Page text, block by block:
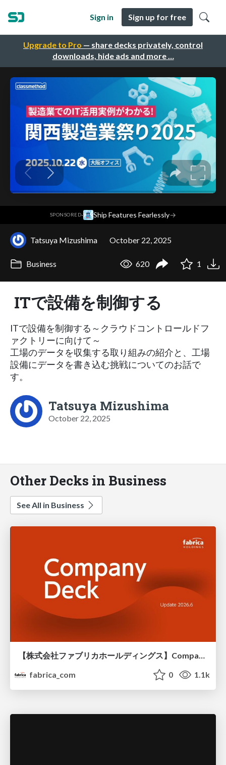
Upgrade to Pro — share decks privately, control
downloads, hide ads and more …
Sign in Sign up for free
SPONSORED· Ship Features Fearlessly→
Tatsuya Mizushima October 22, 2025
Business 620 1
ITで設備を制御する
ITで設備を制御する～クラウドコントロールドフ
ァクトリーに向けて～
工場のデータを収集する取り組みの紹介と、工場
設備にデータを書き込む挑戦についてのお話で
す。
Tatsuya Mizushima
October 22, 2025
Other Decks in Business
See All in Business
【株式会社ファブリカホールディングス】Company deck
fabrica_com
0 1.1k